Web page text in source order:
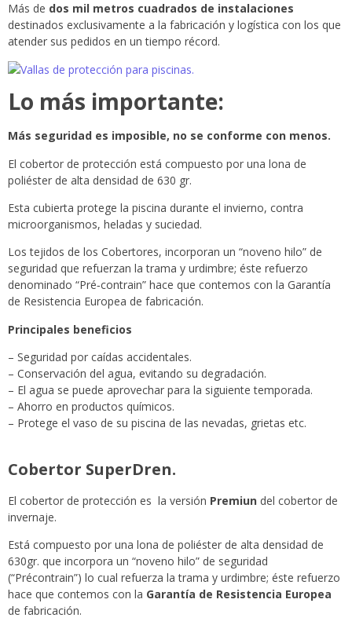
Más de dos mil metros cuadrados de instalaciones
destinados exclusivamente a la fabricación y logística con los que
atender sus pedidos en un tiempo récord.
Lo más importante:
Más seguridad es imposible, no se conforme con menos.
El cobertor de protección está compuesto por una lona de
poliéster de alta densidad de 630 gr.
Esta cubierta protege la piscina durante el invierno, contra
microorganismos, heladas y suciedad.
Los tejidos de los Cobertores, incorporan un “noveno hilo” de
seguridad que refuerzan la trama y urdimbre; éste refuerzo
denominado “Pré‐contrain” hace que contemos con la Garantía
de Resistencia Europea de fabricación.
Principales beneficios
– Seguridad por caídas accidentales.
– Conservación del agua, evitando su degradación.
– El agua se puede aprovechar para la siguiente temporada.
– Ahorro en productos químicos.
– Protege el vaso de su piscina de las nevadas, grietas etc.
Cobertor SuperDren.
El cobertor de protección es la versión Premiun del cobertor de
invernaje.
Está compuesto por una lona de poliéster de alta densidad de
630gr. que incorpora un “noveno hilo” de seguridad
(“Précontrain”) lo cual refuerza la trama y urdimbre; éste refuerzo
hace que contemos con la Garantía de Resistencia Europea
de fabricación.